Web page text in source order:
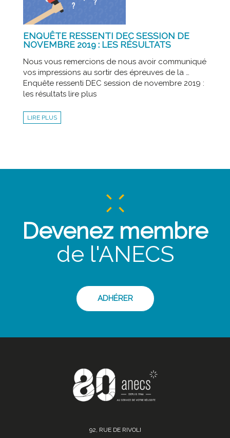
ENQUÊTE RESSENTI DEC SESSION DE
NOVEMBRE 2019 : LES RÉSULTATS
Nous vous remercions de nous avoir communiqué
vos impressions au sortir des épreuves de la …
Enquête ressenti DEC session de novembre 2019 :
les résultats lire plus
LIRE PLUS
Devenez membre
de l'ANECS
ADHÉRER
92, RUE DE RIVOLI